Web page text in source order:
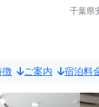
千葉県
徴 ご案内 宿泊料